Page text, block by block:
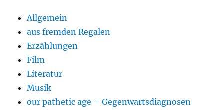
Allgemein
aus fremden Regalen
Erzählungen
Film
Literatur
Musik
our pathetic age – Gegenwartsdiagnosen